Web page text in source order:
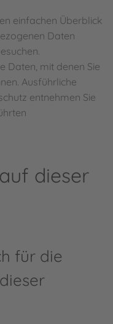
einfachen Überblick
Daten
Daten, mit denen Sie
Ausführliche
entnehmen Sie
dieser
für die